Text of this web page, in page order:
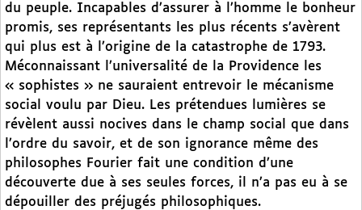
du peuple. Incapables d’assurer à l’homme le bonheur
promis, ses représentants les plus récents s’avèrent
qui plus est à l’origine de la catastrophe de 1793.
Méconnaissant l’universalité de la Providence les
« sophistes » ne sauraient entrevoir le mécanisme
social voulu par Dieu. Les prétendues lumières se
révèlent aussi nocives dans le champ social que dans
l’ordre du savoir, et de son ignorance même des
philosophes Fourier fait une condition d’une
découverte due à ses seules forces, il n’a pas eu à se
dépouiller des préjugés philosophiques.